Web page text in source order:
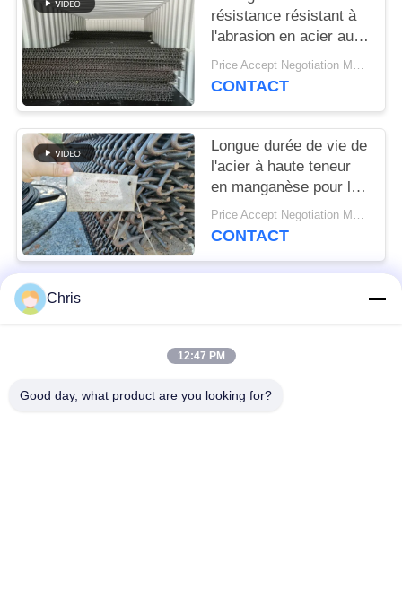
résistance résistant à
l'abrasion en acier au
manganèse pour les
applications de criblage
Price Accept Negotiation MOQ:10 pièces
CONTACT
Longue durée de vie de
l'acier à haute teneur
en manganèse pour les
usines de concassage
de pierre
Price Accept Negotiation MOQ:10 pièces
CONTACT
Catégories populaires
Chris
12:47 PM
Good day, what product are you looking for?